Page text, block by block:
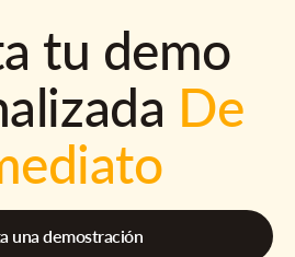
tu demo
De
una demostración